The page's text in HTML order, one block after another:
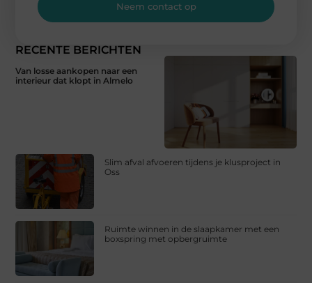
RECENTE BERICHTEN
Van losse aankopen naar een
interieur dat klopt in Almelo
Slim afval afvoeren tijdens je klusproject in
Oss
Ruimte winnen in de slaapkamer met een
boxspring met opbergruimte
Neem contact op